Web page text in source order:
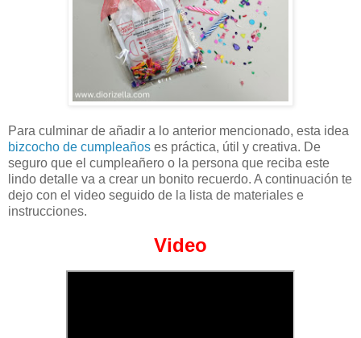
Para culminar de añadir a lo anterior mencionado, esta idea
bizcocho de cumpleaños es práctica, útil y creativa. De
seguro que el cumpleañero o la persona que reciba este
lindo detalle va a crear un bonito recuerdo. A continuación te
dejo con el video seguido de la lista de materiales e
instrucciones.
Video